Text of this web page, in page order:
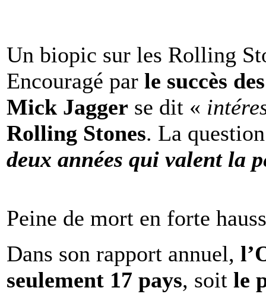
Un biopic sur les Rolling
Encouragé par le succès
Mick Jagger se dit «
Rolling Stones. La
deux années qui valent la
Peine de mort en forte
Dans son rapport annuel,
seulement 17 pays, soit le